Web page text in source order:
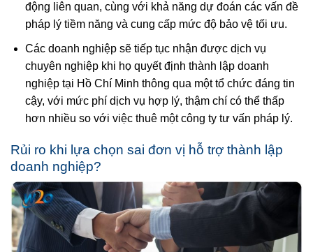
động liên quan, cùng với khả năng dự đoán các vấn đề
pháp lý tiềm năng và cung cấp mức độ bảo vệ tối ưu.
Các doanh nghiệp sẽ tiếp tục nhận được dịch vụ
chuyên nghiệp khi họ quyết định thành lập doanh
nghiệp tại Hồ Chí Minh thông qua một tổ chức đáng tin
cậy, với mức phí dịch vụ hợp lý, thậm chí có thể thấp
hơn nhiều so với việc thuê một công ty tư vấn pháp lý.
Rủi ro khi lựa chọn sai đơn vị hỗ trợ thành lập
doanh nghiệp?